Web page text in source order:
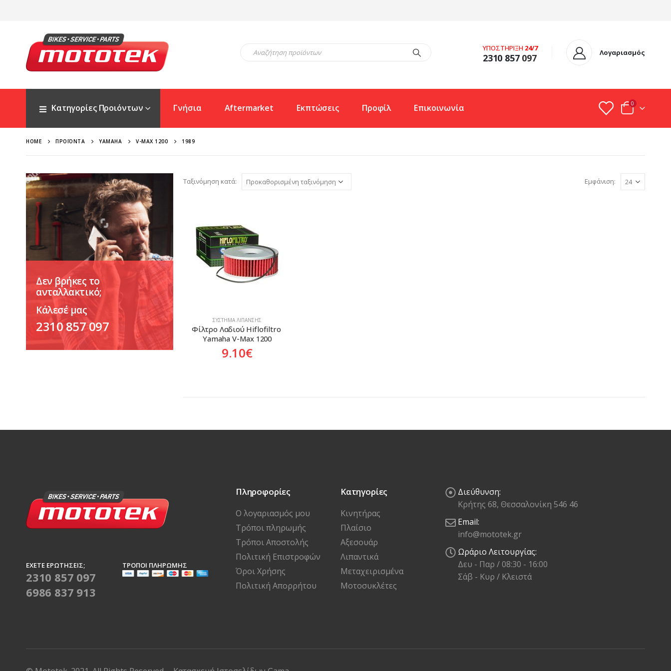
ΥΠΟΣΤΗΡΙΞΗ 24/7
2310 857097 Λογαριασμός
Κατηγορίες Προιόντων Γνήσια Aftermarket Εκπτώσεις Προφίλ Επικοινωνία 0
HOME ΠΡΟΪΌΝΤΑ YAMAHA V-MAX 1200 1989
Ταξινόμηση κατά: Εμφάνιση:
ΣΎΣΤΗΜΑ ΛΊΠΑΝΣΗΣ
Φίλτρο Λαδιού Hiflofiltro
Yamaha V-Max 1200
9.10€
Δεν βρήκες το
ανταλλακτικό;
Κάλεσέ μας
2310 857 097
ΈΧΕΤΕ ΕΡΩΤΉΣΕΙΣ;
2310 857 097
6986 837 913
ΤΡΌΠΟΙ ΠΛΗΡΩΜΉΣ
Πληροφορίες
Ο λογαριασμός μου
Τρόποι πληρωμής
Τρόποι Αποστολής
Πολιτική Επιστροφών
Όροι Χρήσης
Πολιτική Απορρήτου
Κατηγορίες
Κινητήρας
Πλαίσιο
Αξεσουάρ
Λιπαντικά
Μεταχειρισμένα
Μοτοσυκλέτες
Διεύθυνση:
Κρήτης 68, Θεσσαλονίκη 546 46
Email:
info@mototek.gr
Ωράριο Λειτουργίας:
Δευ - Παρ / 08:30 - 16:00
Σάβ - Κυρ / Κλειστά